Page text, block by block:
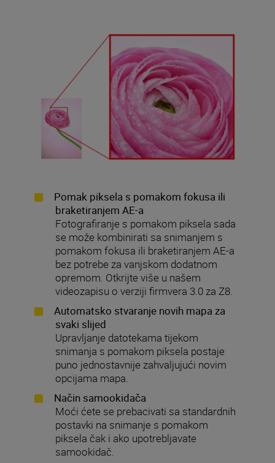
Pomak piksela s pomakom fokusa ili
braketiranjem AE-a
Fotografiranje s pomakom piksela sada
se može kombinirati sa snimanjem s
pomakom fokusa ili braketiranjem AE-a
bez potrebe za vanjskom dodatnom
opremom. Otkrijte više u našem
videozapisu o verziji firmvera 3.0 za Z8.
Automatsko stvaranje novih mapa za
svaki slijed
Upravljanje datotekama tijekom
snimanja s pomakom piksela postaje
puno jednostavnije zahvaljujući novim
opcijama mapa.
Način samookidača
Moći ćete se prebacivati sa standardnih
postavki na snimanje s pomakom
piksela čak i ako upotrebljavate
samookidač.